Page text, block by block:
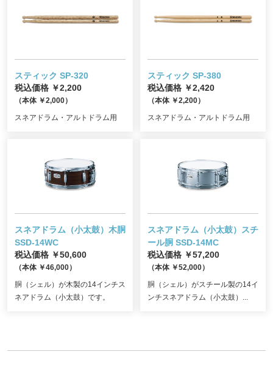
スティック SP-320
税込価格 ￥2,200
（本体 ￥2,000）
スネアドラム・アルトドラム用
スティック SP-380
税込価格 ￥2,420
（本体 ￥2,200）
スネアドラム・アルトドラム用
スネアドラム（小太鼓） 木胴
SSD-14WC
税込価格 ￥50,600
（本体 ￥46,000）
胴（シェル）が木製の14インチス
ネアドラム（小太鼓）です。
スネアドラム（小太鼓）
スチ
ール胴 SSD-14MC
税込価格 ￥57,200
（本体 ￥52,000）
胴（シェル）がスチール製の14イ
ンチスネアドラム（小太鼓）...